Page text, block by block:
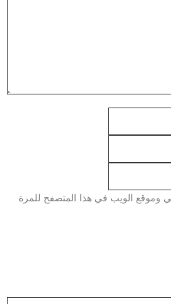
وموقع الويب في هذا المتصفح للمرة